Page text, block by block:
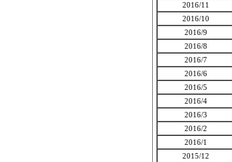
2016/11
2016/10
2016/9
2016/8
2016/7
2016/6
2016/5
2016/4
2016/3
2016/2
2016/1
2015/12